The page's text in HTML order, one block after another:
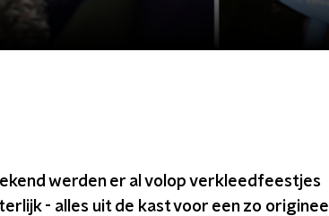
werden er al volop verkleedfeestjes
- alles uit de kast voor een zo origineel